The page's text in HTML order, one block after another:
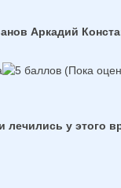
Аркадий
(Пока
у этого